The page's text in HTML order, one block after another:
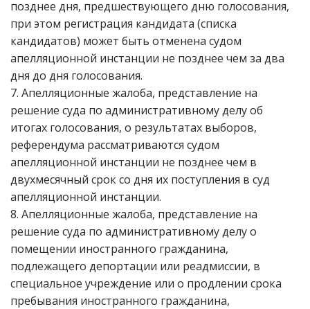
позднее дня, предшествующего дню голосования,
при этом регистрация кандидата (списка
кандидатов) может быть отменена судом
апелляционной инстанции не позднее чем за два
дня до дня голосования.
7. Апелляционные жалоба, представление на
решение суда по административному делу об
итогах голосования, о результатах выборов,
референдума рассматриваются судом
апелляционной инстанции не позднее чем в
двухмесячный срок со дня их поступления в суд
апелляционной инстанции.
8. Апелляционные жалоба, представление на
решение суда по административному делу о
помещении иностранного гражданина,
подлежащего депортации или реадмиссии, в
специальное учреждение или о продлении срока
пребывания иностранного гражданина,